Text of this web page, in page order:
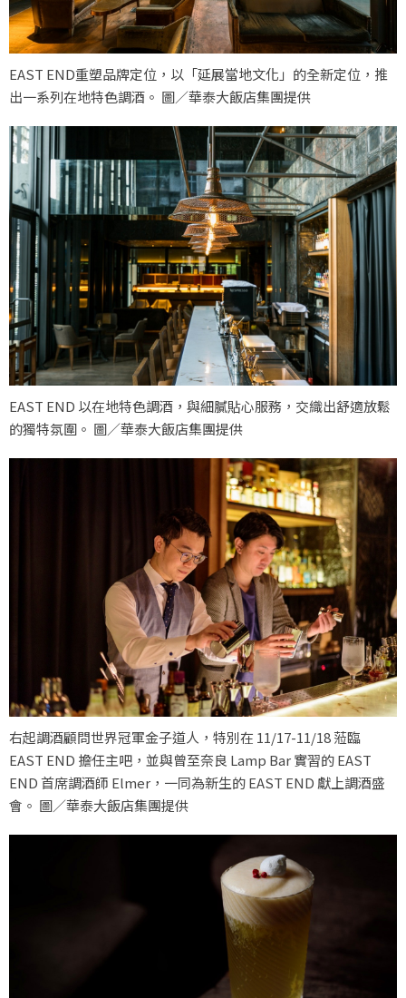
EAST END重塑品牌定位，以「延展當地文化」的全新定位，推
出一系列在地特色調酒。 圖／華泰大飯店集團提供
EAST END 以在地特色調酒，與細膩貼心服務，交織出舒適放鬆
的獨特氛圍。 圖／華泰大飯店集團提供
右起調酒顧問世界冠軍金子道人，特別在 11/17-11/18 蒞臨
EAST END 擔任主吧，並與曾至奈良 Lamp Bar 實習的 EAST
END 首席調酒師 Elmer，一同為新生的 EAST END 獻上調酒盛
會。 圖／華泰大飯店集團提供